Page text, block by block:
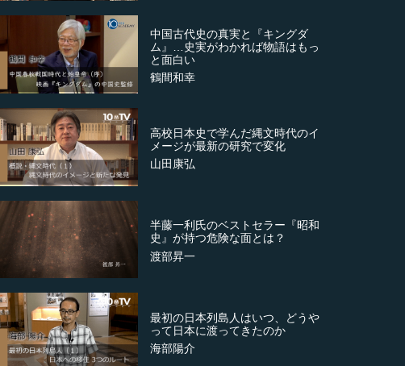
中国古代史の真実と『キングダ
ム』…史実がわかれば物語はもっ
と面白い
鶴間和幸
高校日本史で学んだ縄文時代のイ
メージが最新の研究で変化
山田康弘
半藤一利氏のベストセラー『昭和
史』が持つ危険な面とは？
渡部昇一
最初の日本列島人はいつ、どうや
って日本に渡ってきたのか
海部陽介